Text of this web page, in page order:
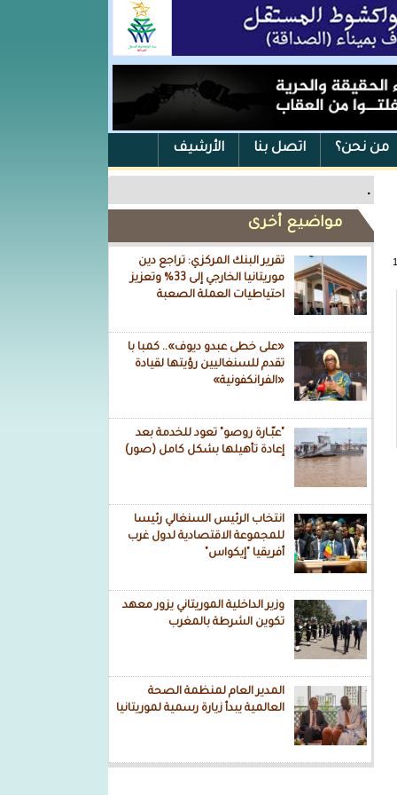
من نحن؟ اتصل بنا الأرشيف
.
مواضيع أخرى
تقرير البنك المركزي: تراجع دين
موريتانيا الخارجي إلى 33% وتعزيز
احتياطيات العملة الصعبة
«على خطى عبدو ديوف».. كمبا با
تقدم للسنغاليين رؤيتها لقيادة
«الفرانكفونية»
"عبّـارة روصو" تعود للخدمة بعد
إعادة تأهيلها بشكل كامل (صور)
انتخاب الرئيس السنغالي رئيسا
للمجموعة الاقتصادية لدول غرب
أفريقيا "إيكواس"
وزير الداخلية الموريتاني يزور معهد
تكوين الشرطة بالمغرب
المدير العام لمنظمة الصحة
العالمية يبدأ زيارة رسمية لموريتانيا